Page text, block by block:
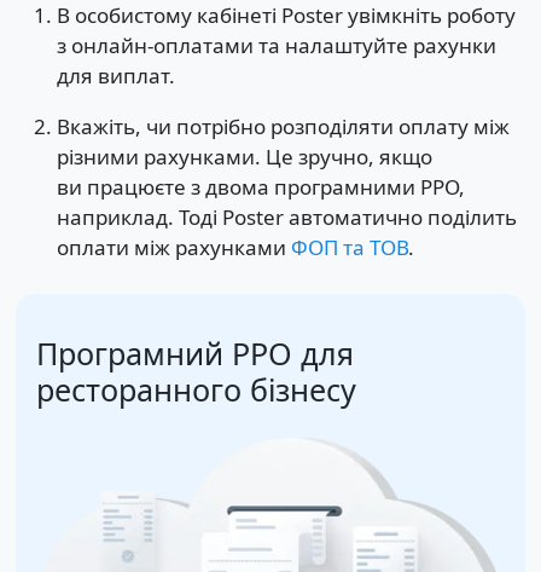
В особистому кабінеті Poster увімкніть роботу
з онлайн-оплатами та налаштуйте рахунки
для виплат.
Вкажіть, чи потрібно розподіляти оплату між
різними рахунками. Це зручно, якщо
ви працюєте з двома програмними РРО,
наприклад. Тоді Poster автоматично поділить
оплати між рахунками ФОП та ТОВ.
Програмний РРО для
ресторанного бізнесу